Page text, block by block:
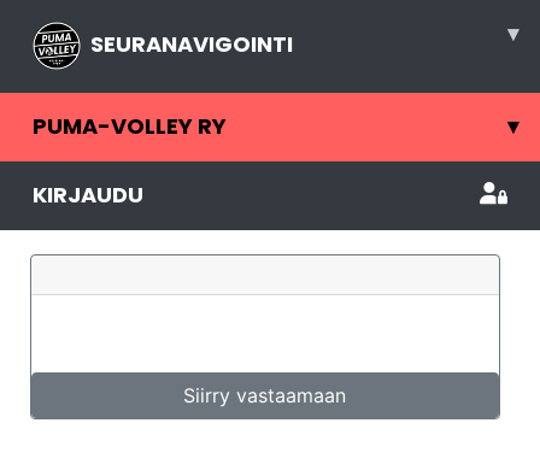
SEURANAVIGOINTI ▾
PUMA-VOLLEY RY ▾
KIRJAUDU